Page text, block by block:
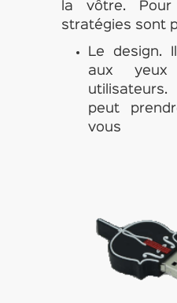
la vôtre. Pour
stratégies sont
Le design.
aux yeux
peut
vous